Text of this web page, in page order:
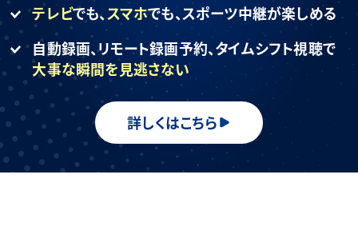
テレビでも、スマホでも、スポーツ中継が楽しめる
自動録画、リモート録画予約、タイムシフト視聴で
大事な瞬間を見逃さない
詳しくはこちら